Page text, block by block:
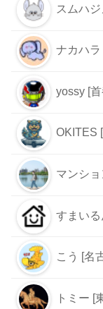
スムハ
ナカハラ
yossy [
OKITES
マンシ
すまい
こう [名
トミー [